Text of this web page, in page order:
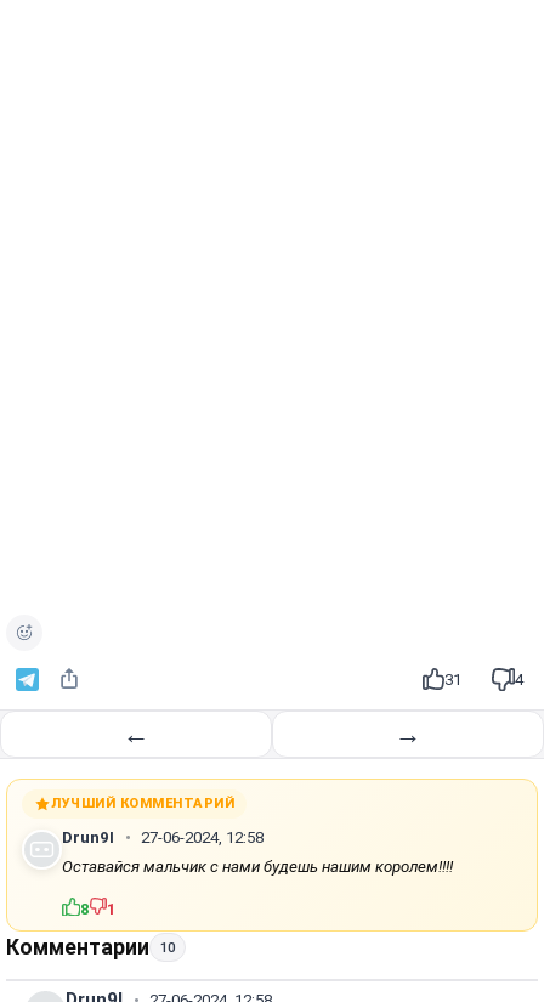
31 4
← →
ЛУЧШИЙ КОММЕНТАРИЙ
Drun9I
27-06-2024, 12:58
Оставайся мальчик с нами будешь нашим королем!!!!
8 1
Комментарии 10